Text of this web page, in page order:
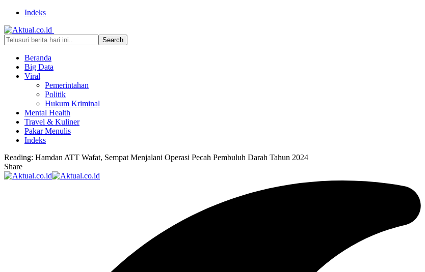
Indeks
Beranda
Big Data
Viral
Pemerintahan
Politik
Hukum Kriminal
Mental Health
Travel & Kuliner
Pakar Menulis
Indeks
Reading: Hamdan ATT Wafat, Sempat Menjalani Operasi Pecah Pembuluh Darah Tahun 2024
Share